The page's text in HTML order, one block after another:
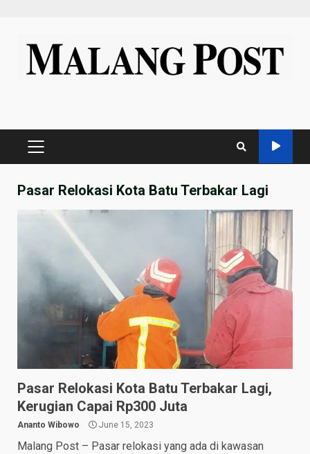
content
PRIMARY
Pasar Relokasi Kota Batu Terbakar Lagi
Pasar Relokasi Kota Batu Terbakar Lagi,
Kerugian Capai Rp300 Juta
Ananto Wibowo June 15, 2023
Malang Post – Pasar relokasi yang ada di kawasan